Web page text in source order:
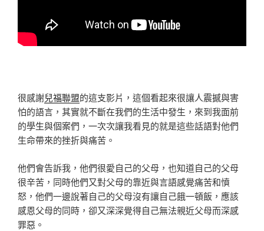
很感謝兒福聯盟的這支影片，這個看起來很讓人震撼與害
怕的語言，其實就不斷在我們的生活中發生，來到我面前
的學生與個案們，一次次讓我看見的就是這些話語對他們
生命帶來的挫折與痛苦。
他們會告訴我，他們很愛自己的父母，也知道自己的父母
很辛苦，同時他們又對父母的靠近與言語感覺痛苦和憤
怒，他們一邊說著自己的父母沒有讓自己餓一頓飯，應該
感恩父母的同時，卻又深深覺得自己無法親近父母而深感
罪惡。